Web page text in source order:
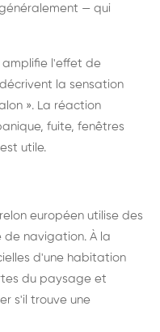
— qui
amplifie l'effet de
la sensation
». La réaction
fuite, fenêtres
utile.
européen utilise des
de navigation. À la
d'une habitation
du paysage et
s'il trouve une